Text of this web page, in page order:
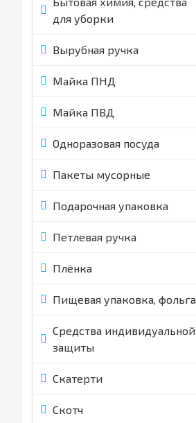
для уборки
Вырубная ручка
Майка ПНД
Майка ПВД
Одноразовая посуда
Пакеты мусорные
Подарочная упаковка
Петлевая ручка
Плёнка
Пищевая упаковка, фольга
Средства индивидуальной
защиты
Скатерти
Скотч